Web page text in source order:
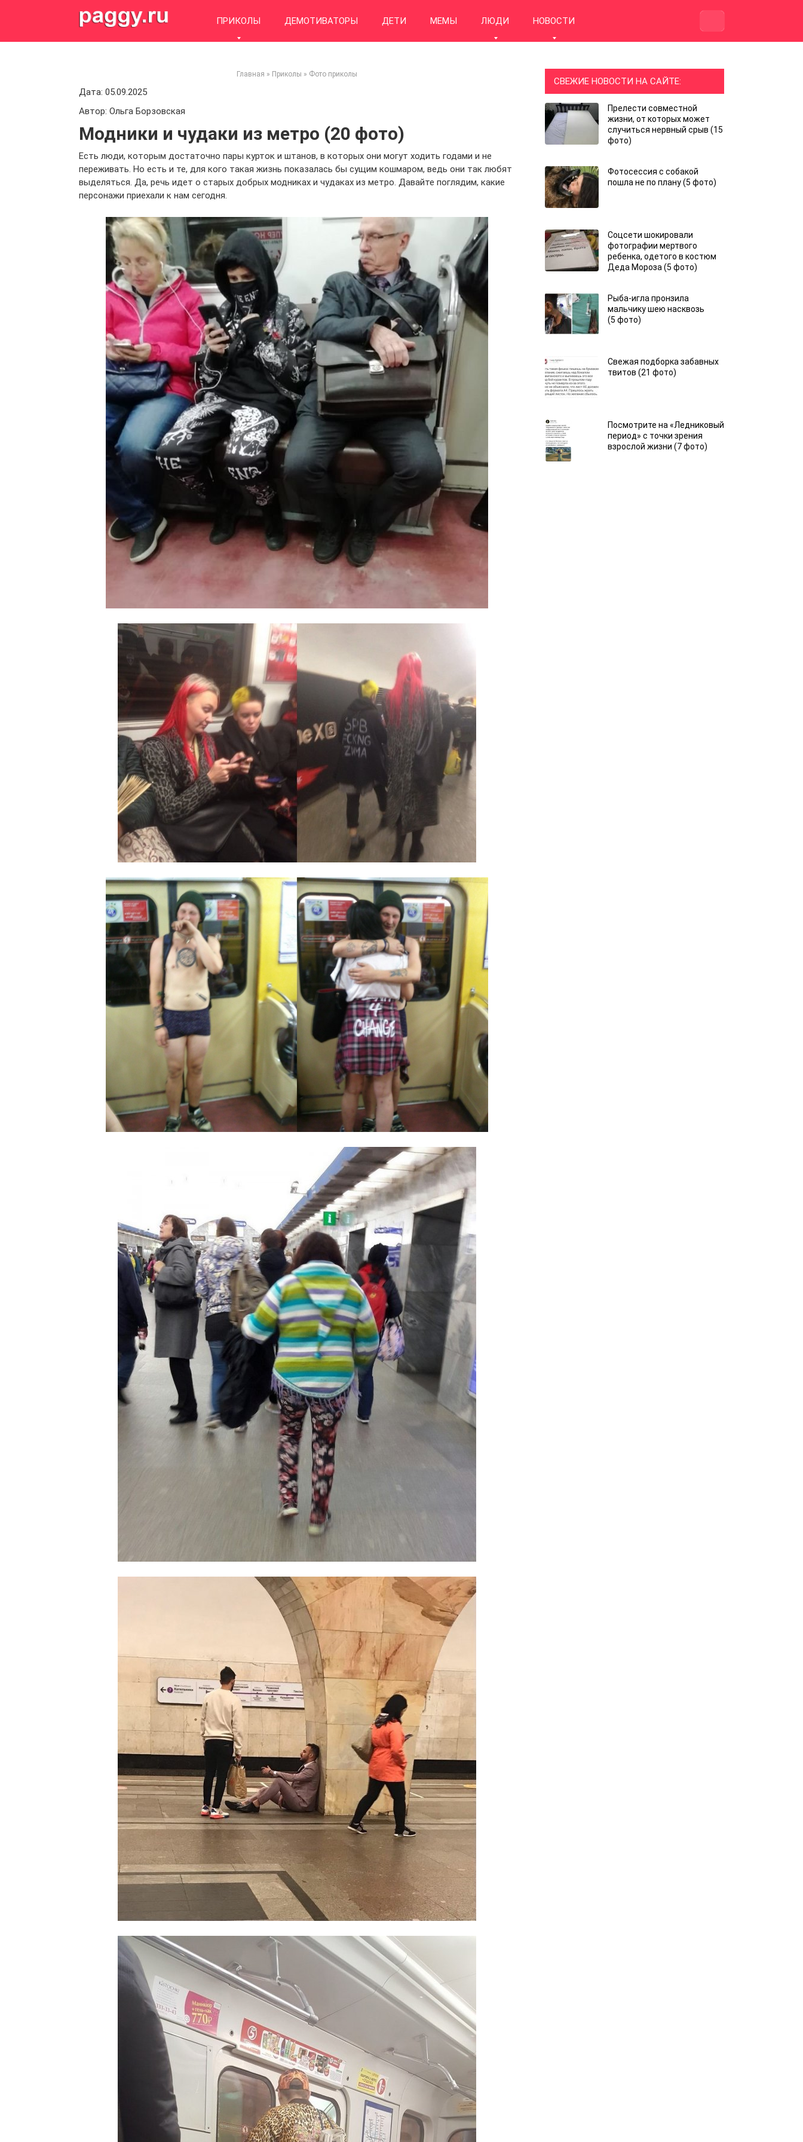
ПРИКОЛЫ ДЕМОТИВАТОРЫ ДЕТИ МЕМЫ ЛЮДИ НОВОСТИ
Главная » Приколы » Фото приколы
Дата: 05.09.2025
Автор: Ольга Борзовская
Модники и чудаки из метро (20 фото)
Есть люди, которым достаточно пары курток и штанов, в которых они могут ходить годами и не
переживать. Но есть и те, для кого такая жизнь показалась бы сущим кошмаром, ведь они так любят
выделяться. Да, речь идет о старых добрых модниках и чудаках из метро. Давайте поглядим, какие
персонажи приехали к нам сегодня.
СВЕЖИЕ НОВОСТИ НА САЙТЕ:
Прелести совместной
жизни, от которых может
случиться нервный срыв (15
фото)
Фотосессия с собакой
пошла не по плану (5 фото)
Соцсети шокировали
фотографии мертвого
ребенка, одетого в костюм
Деда Мороза (5 фото)
Рыба-игла пронзила
мальчику шею насквозь
(5 фото)
Свежая подборка забавных
твитов (21 фото)
Посмотрите на «Ледниковый
период» с точки зрения
взрослой жизни (7 фото)